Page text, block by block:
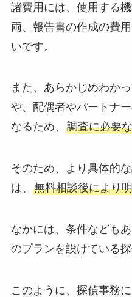
諸費用には、使用する
両、報告書の作成の費
いです。
また、あらかじめわか
や、配偶者やパートナ
なるため、 調査に必要
そのため、より具体的
は、 無料相談後により
なかには、条件なども
のプランを設けている
このように、探偵事務